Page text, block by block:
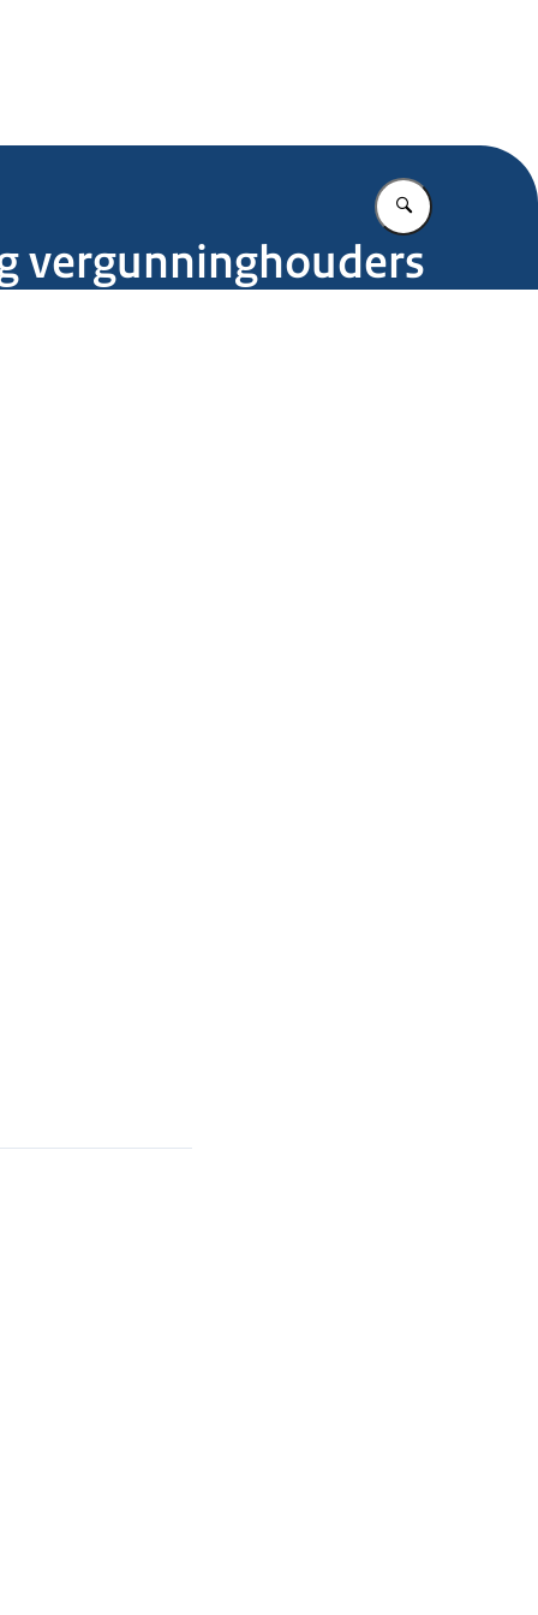
Vul in wat u
vergunninghouders